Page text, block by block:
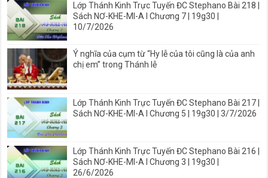
Lớp Thánh Kinh Trực Tuyến ĐC Stephano Bài 218 |
Sách NƠ-KHE-MI-A I Chương 7 | 19g30 |
10/7/2026
Ý nghĩa của cụm từ “Hy lễ của tôi cũng là của anh
chị em” trong Thánh lễ
Lớp Thánh Kinh Trực Tuyến ĐC Stephano Bài 217 |
Sách NƠ-KHE-MI-A I Chương 5 | 19g30 | 3/7/2026
Lớp Thánh Kinh Trực Tuyến ĐC Stephano Bài 216 |
Sách NƠ-KHE-MI-A I Chương 3 | 19g30 |
26/6/2026